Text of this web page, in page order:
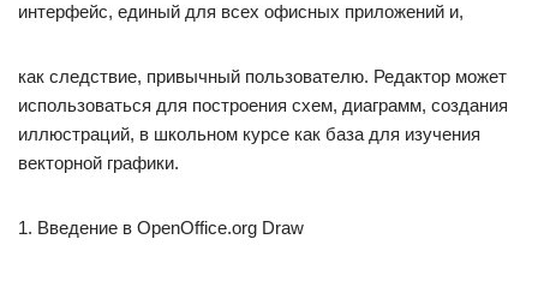
интерфейс, единый для всех офисных приложений и,
как следствие, привычный пользователю. Редактор может
использоваться для построения схем, диаграмм, создания
иллюстраций, в школьном курсе как база для изучения
векторной графики.
1. Введение в OpenOffice.org Draw